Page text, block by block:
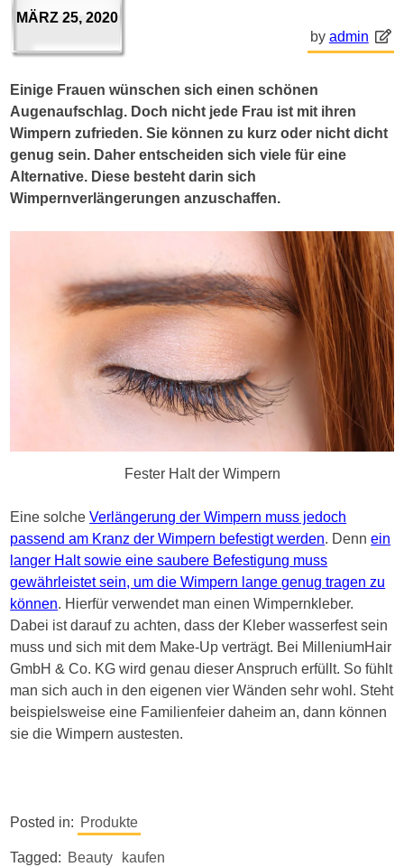
MÄRZ 25, 2020
by admin
Einige Frauen wünschen sich einen schönen
Augenaufschlag. Doch nicht jede Frau ist mit ihren
Wimpern zufrieden. Sie können zu kurz oder nicht dicht
genug sein. Daher entscheiden sich viele für eine
Alternative. Diese besteht darin sich
Wimpernverlängerungen anzuschaffen.
Fester Halt der Wimpern
Eine solcheVerlängerung der Wimpern muss jedoch
passend am Kranz der Wimpern befestigt werden. Dennein
langer Halt sowie eine saubere Befestigung muss
gewährleistet sein, um die Wimpern lange genug tragen zu
können. Hierfür verwendet man einen Wimpernkleber.
Dabei ist darauf zu achten, dass der Kleber wasserfest sein
muss und sich mit dem Make-Up verträgt. Bei MilleniumHair
GmbH & Co. KG wird genau dieser Anspruch erfüllt. So fühlt
man sich auch in den eigenen vier Wänden sehr wohl. Steht
beispielsweise eine Familienfeier daheim an, dann können
sie die Wimpern austesten.
Posted in: Produkte
Tagged: Beauty kaufen